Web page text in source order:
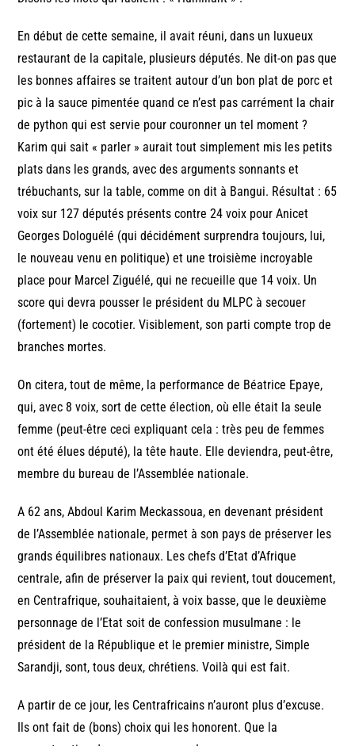
En début de cette semaine, il avait réuni, dans un luxueux
restaurant de la capitale, plusieurs députés. Ne dit-on pas que
les bonnes affaires se traitent autour d’un bon plat de porc et
pic à la sauce pimentée quand ce n’est pas carrément la chair
de python qui est servie pour couronner un tel moment ?
Karim qui sait « parler » aurait tout simplement mis les petits
plats dans les grands, avec des arguments sonnants et
trébuchants, sur la table, comme on dit à Bangui. Résultat : 65
voix sur 127 députés présents contre 24 voix pour Anicet
Georges Dologuélé (qui décidément surprendra toujours, lui,
le nouveau venu en politique) et une troisième incroyable
place pour Marcel Ziguélé, qui ne recueille que 14 voix. Un
score qui devra pousser le président du MLPC à secouer
(fortement) le cocotier. Visiblement, son parti compte trop de
branches mortes.
On citera, tout de même, la performance de Béatrice Epaye,
qui, avec 8 voix, sort de cette élection, où elle était la seule
femme (peut-être ceci expliquant cela : très peu de femmes
ont été élues député), la tête haute. Elle deviendra, peut-être,
membre du bureau de l’Assemblée nationale.
A 62 ans, Abdoul Karim Meckassoua, en devenant président
de l’Assemblée nationale, permet à son pays de préserver les
grands équilibres nationaux. Les chefs d’Etat d’Afrique
centrale, afin de préserver la paix qui revient, tout doucement,
en Centrafrique, souhaitaient, à voix basse, que le deuxième
personnage de l’Etat soit de confession musulmane : le
président de la République et le premier ministre, Simple
Sarandji, sont, tous deux, chrétiens. Voilà qui est fait.
A partir de ce jour, les Centrafricains n’auront plus d’excuse.
Ils ont fait de (bons) choix qui les honorent. Que la